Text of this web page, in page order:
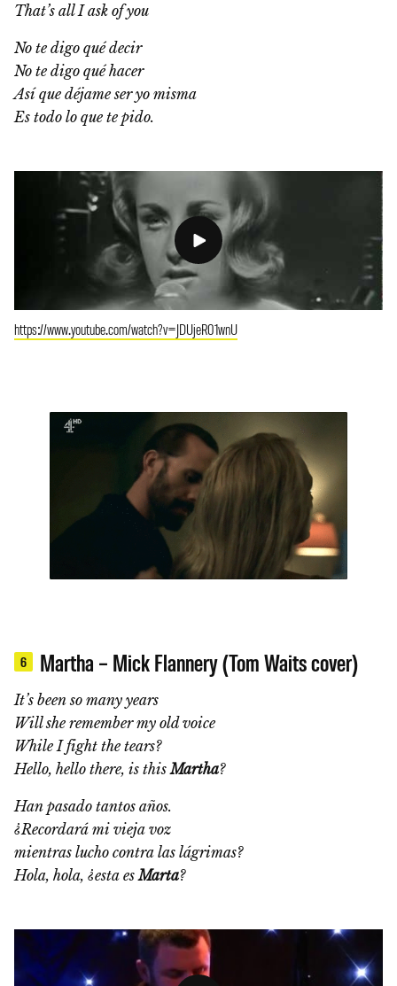
That’s all I ask of you
No te digo qué decir
No te digo qué hacer
Así que déjame ser yo misma
Es todo lo que te pido.
https://www.youtube.com/watch?v=JDUjeR01wnU
6 Martha – Mick Flannery (Tom Waits cover)
It’s been so many years
Will she remember my old voice
While I fight the tears?
Hello, hello there, is thisMartha?
Han pasado tantos años.
¿Recordará mi vieja voz
mientras lucho contra las lágrimas?
Hola, hola, ¿esta esMarta?